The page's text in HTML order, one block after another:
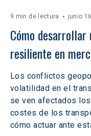
9 min de lectura junio
Cómo
resiliente en
Los conflictos
volatilidad en el
se ven afectados
costes de los
cómo actuar ante